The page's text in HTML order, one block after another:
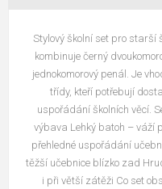
Stylový školní set pro starší
kombinuje černý
jednokomorový penál. Je
třídy, kteří potřebují
uspořádání školních věcí.
výbava Lehký batoh – váží
přehledné uspořádání
těžší učebnice blízko zad
i při větší zátěži Co set